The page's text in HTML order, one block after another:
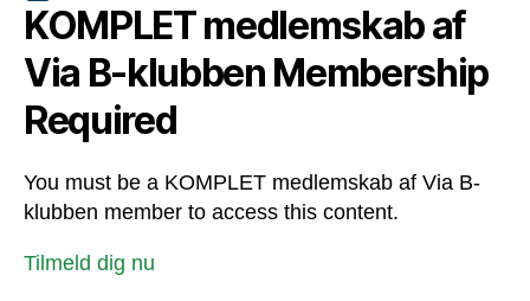
KOMPLET medlemskab af
Via B-klubben Membership
Required
You must be a KOMPLET medlemskab af Via B-
klubben member to access this content.
Tilmeld dig nu